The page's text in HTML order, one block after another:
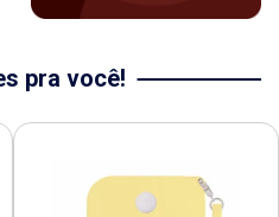
pra você!